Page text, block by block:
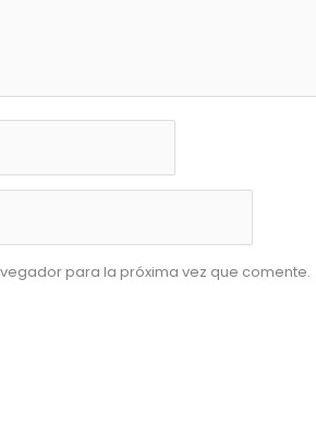
para la próxima vez que comente.